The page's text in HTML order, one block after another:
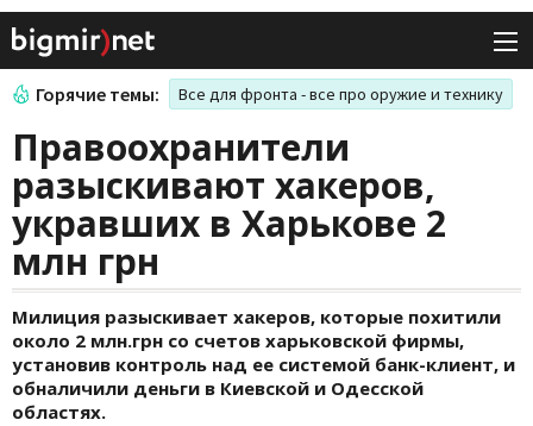
Горячие темы: Все для фронта - все про оружие и технику
Правоохранители
разыскивают хакеров,
укравших в Харькове 2
млн грн
Милиция разыскивает хакеров, которые похитили
около 2 млн.грн со счетов харьковской фирмы,
установив контроль над ее системой банк-клиент, и
обналичили деньги в Киевской и Одесской
областях.